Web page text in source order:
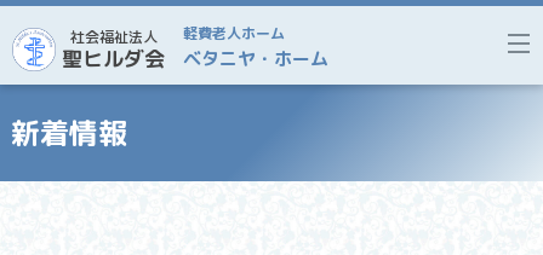
社会福祉法人
聖ヒルダ会
軽費老人ホーム
ベタニヤ・ホーム
新着情報